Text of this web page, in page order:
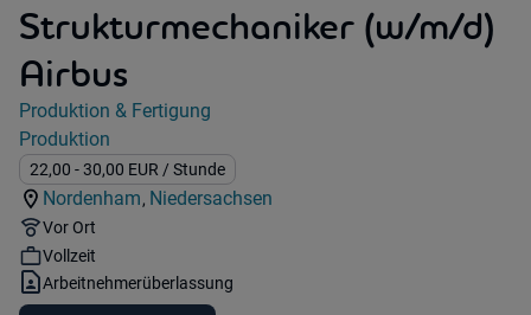
Strukturmechaniker (w/m/d)
Airbus
Jobdetails
Kategorie:
Produktion & Fertigung
Industry:
Produktion
Gehalt:
22,00 - 30,00 EUR / Stunde
Standorte:
Nordenham,
Region:
Niedersachsen
Remote Option:
Vor Ort
Workhours:
Vollzeit
Vertragsart:
Arbeitnehmerüberlassung